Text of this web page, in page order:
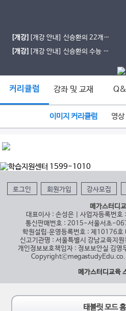
[개강] [개강 안내] 신승환의 22개정
물리학 ★맞물리다★
[개강] [개강 안내] 신승환의 수능 통
커리큘럼 강좌 및 교재
이미지 커리큘럼 영
로그인 회원가입 강사모집
메가스터디
대표이사 : 손성은 | 사업자등록번
통신판매번호 : 2015-서울서초-
학원설립∙운영등록번호 : 제10176호
신고기관명 : 서울특별시 강남교육지
개인정보보호책임자 : 정보보안실 김영
메가스터디교육
태블릿 모드